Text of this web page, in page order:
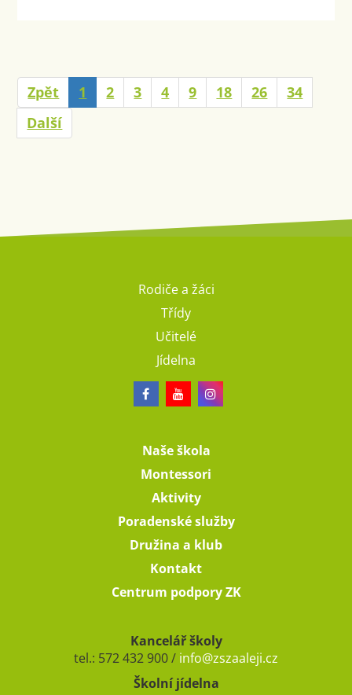
Zpět 1 2 3 4 9 18 26
34
Další
Rodiče a žáci
Třídy
Učitelé
Jídelna
Naše škola
Montessori
Aktivity
Poradenské služby
Družina a klub
Kontakt
Centrum podpory ZK
Kancelář školy
tel.: 572 432 900 / info@zszaaleji.cz
Školní jídelna